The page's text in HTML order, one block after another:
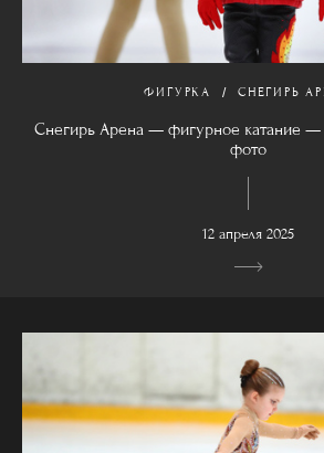
ФИГУРКА СНЕГИРЬ
Снегирь Арена — фигурное катание —
фото
12 апреля 2025